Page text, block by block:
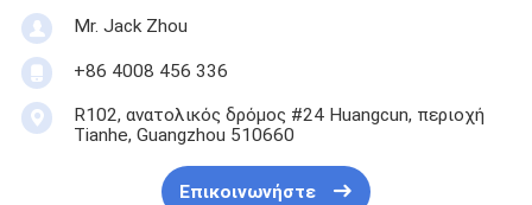
Mr. Jack Zhou
+86 4008 456 336
R102, ανατολικός δρόμος #24 Huangcun, περιοχή
Tianhe, Guangzhou 510660
Επικοινωνήστε